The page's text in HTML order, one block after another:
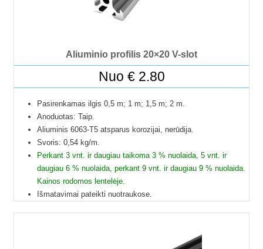
Cirkuliaciniai siurbliai
Elektriniai įrankiai
Aliuminio profiliai
V-slot aliuminio profiliai
T-slot aliuminio profiliai
Stačiakampiai aliuminio profiliai
Aliuminio profilis 20×20 V-slot
Nuo €2.80
Pasirenkamas ilgis 0,5 m; 1 m; 1,5 m; 2 m.
Anoduotas: Taip.
Aliuminis 6063-T5 atsparus korozijai, nerūdija.
Svoris: 0,54 kg/m.
Perkant 3 vnt. ir daugiau taikoma 3 % nuolaida, 5 vnt. ir
daugiau 6 % nuolaida, perkant 9 vnt. ir daugiau 9 % nuolaida.
Kainos rodomos lentelėje.
Išmatavimai pateikti nuotraukose.
profiliai į paštomatus netelpa, todėl juos galime pristatyti